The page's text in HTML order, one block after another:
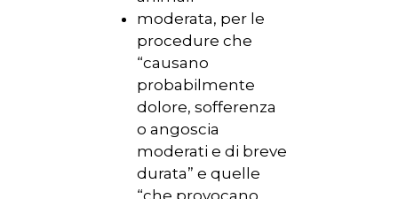
moderata, per le
procedure che
“causano
probabilmente
dolore, sofferenza
o angoscia
moderati e di breve
durata” e quelle
“che provocano